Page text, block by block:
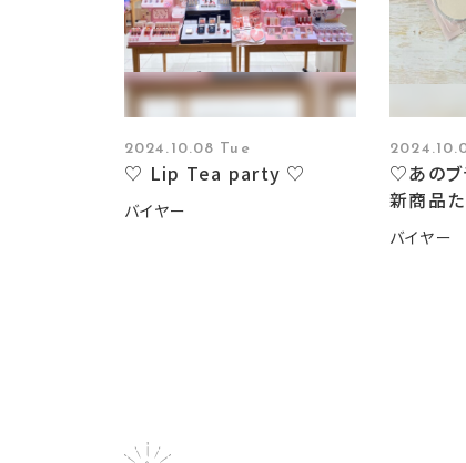
2024.10.08 Tue
♡ Lip Tea party ♡
バイヤー
♡あのブ
新商品
バイヤー